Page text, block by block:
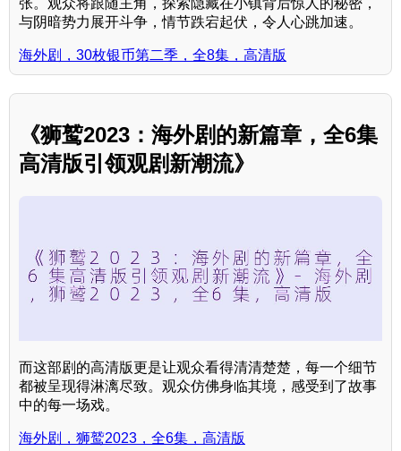
张。观众将跟随主角，探索隐藏在小镇背后惊人的秘密，
与阴暗势力展开斗争，情节跌宕起伏，令人心跳加速。
海外剧，30枚银币第二季，全8集，高清版
《狮鹫2023：海外剧的新篇章，全6集
高清版引领观剧新潮流》
而这部剧的高清版更是让观众看得清清楚楚，每一个细节
都被呈现得淋漓尽致。观众仿佛身临其境，感受到了故事
中的每一场戏。
海外剧，狮鹫2023，全6集，高清版